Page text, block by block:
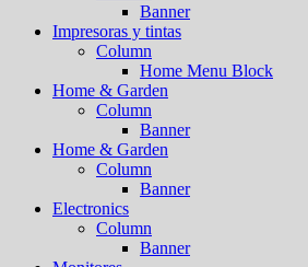
Banner
Impresoras y tintas
Column
Home Menu Block
Home & Garden
Column
Banner
Home & Garden
Column
Banner
Electronics
Column
Banner